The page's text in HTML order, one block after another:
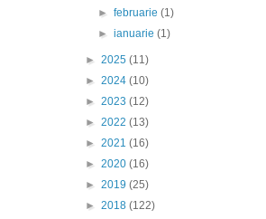
►februarie(1)
►ianuarie(1)
► 2025 (11)
► 2024 (10)
► 2023 (12)
► 2022 (13)
► 2021 (16)
► 2020 (16)
► 2019 (25)
► 2018 (122)